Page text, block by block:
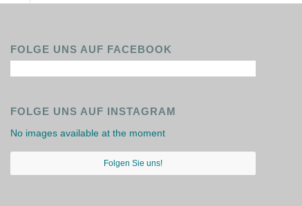
FOLGE UNS AUF FACEBOOK
FOLGE UNS AUF INSTAGRAM
No images available at the moment
Folgen Sie uns!